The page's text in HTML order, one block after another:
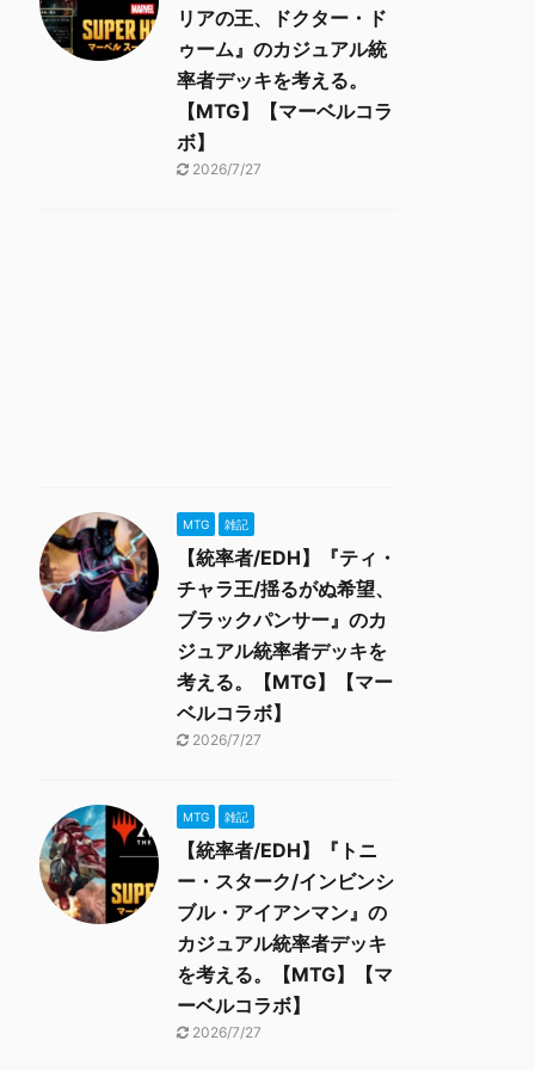
リアの王、ドクター・ド
ゥーム』のカジュアル統
率者デッキを考える。
【MTG】【マーベルコラ
ボ】
2026/7/27
MTG 雑記
【統率者/EDH】『ティ・
チャラ王/揺るがぬ希望、
ブラックパンサー』のカ
ジュアル統率者デッキを
考える。【MTG】【マー
ベルコラボ】
2026/7/27
MTG 雑記
【統率者/EDH】『トニ
ー・スターク/インビンシ
ブル・アイアンマン』の
カジュアル統率者デッキ
を考える。【MTG】【マ
ーベルコラボ】
2026/7/27